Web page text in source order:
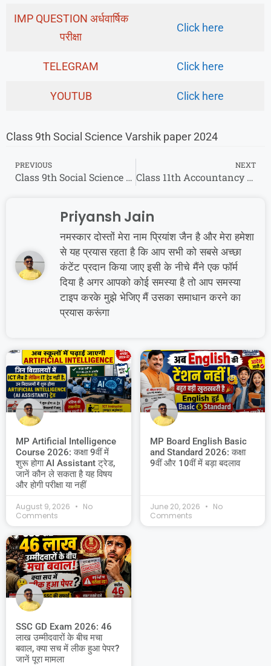
IMP QUESTION अर्धवार्षिक
परीक्षा
Click here
TELEGRAM Click here
YOUTUB Click here
Class 9th Social Science Varshik paper 2024
PREVIOUS
Class 9th Social Science Varshik paper 2024 : कक्षा 9वी सामाजिक विज्ञान वार्षिक पेपर 2024
NEXT
Class 11th Accountancy Varshik paper 2024 pdf : कक्षा 11वी लेखाशास्त्र वार्षिक पेपर 2024
Priyansh Jain
नमस्कार दोस्तों मेरा नाम प्रियांश जैन है और मेरा हमेशा
से यह प्रयास रहता है कि आप सभी को सबसे अच्छा
कंटेंट प्रदान किया जाए इसी के नीचे मैंने एक फॉर्म
दिया है अगर आपको कोई समस्या है तो आप समस्या
टाइप करके मुझे भेजिए मैं उसका समाधान करने का
प्रयास करूंगा
MP Artificial Intelligence
Course 2026: कक्षा 9वीं में
शुरू होगा AI Assistant ट्रेड,
जानें कौन ले सकता है यह विषय
और होगी परीक्षा या नहीं
August 9, 2026
No
Comments
MP Board English Basic
and Standard 2026: कक्षा
9वीं और 10वीं में बड़ा बदलाव
June 20, 2026
No
Comments
SSC GD Exam 2026: 46
लाख उम्मीदवारों के बीच मचा
बवाल, क्या सच में लीक हुआ पेपर?
जानें पूरा मामला